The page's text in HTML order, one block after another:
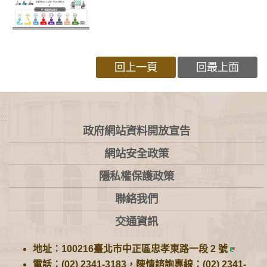
回上一頁 回最上面
:::
政府網站資料開放宣告
網站安全政策
隱私權保護政策
聯絡我們
交通資訊
地址：100216臺北市中正區忠孝東路一段 2 號
電話：(02) 2341-3183，陳情諮詢專線：(02) 2341-